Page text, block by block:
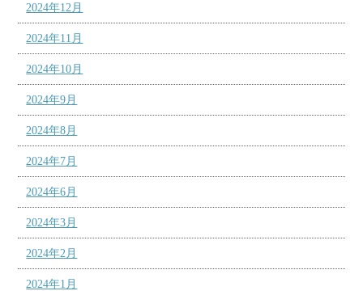
2024年12月
2024年11月
2024年10月
2024年9月
2024年8月
2024年7月
2024年6月
2024年3月
2024年2月
2024年1月